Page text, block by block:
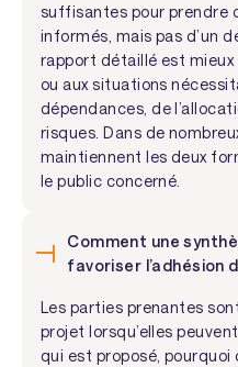
suffisantes pour prendre
informés, mais pas d’un
rapport détaillé est
ou aux situations
dépendances, de
risques. Dans de
maintiennent les deux
le public concerné.
Comment une
favoriser l’adhésion
Les parties prenantes
projet lorsqu’elles
qui est proposé,